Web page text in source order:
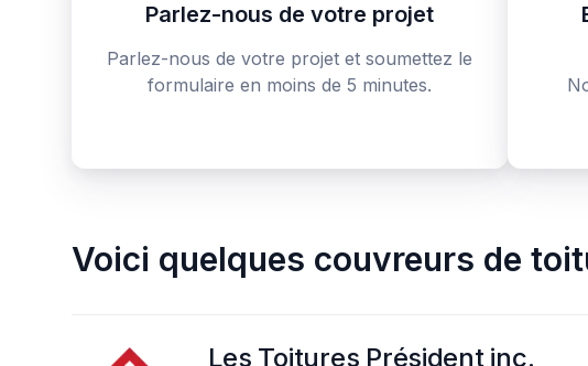
Parlez-nous de votre projet
Parlez-nous de votre projet et soumettez le
formulaire en moins de 5 minutes.
Voici quelques couvreurs de
Les Toitures Président inc.